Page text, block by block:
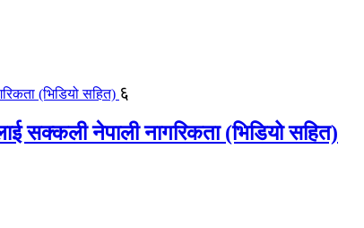
६
सक्कली नेपाली नागरिकता (भिडियो सहित)